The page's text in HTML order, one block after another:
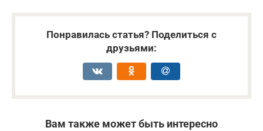
Понравилась статья? Поделиться с
друзьями:
Вам также может быть интересно